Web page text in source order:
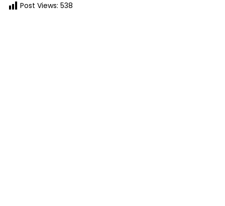
Post Views: 538